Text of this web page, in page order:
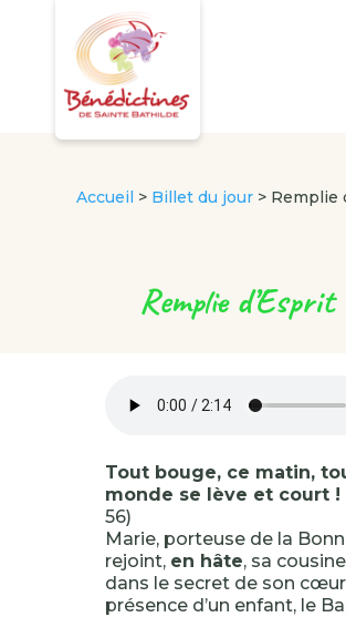
Accueil > Billet du jour > Remplie
Remplie d’Esprit
Tout bouge, ce matin,
monde se lève et court !
56)
Marie, porteuse de la
rejoint, en hâte, sa
dans le secret de son
présence d’un enfant, le